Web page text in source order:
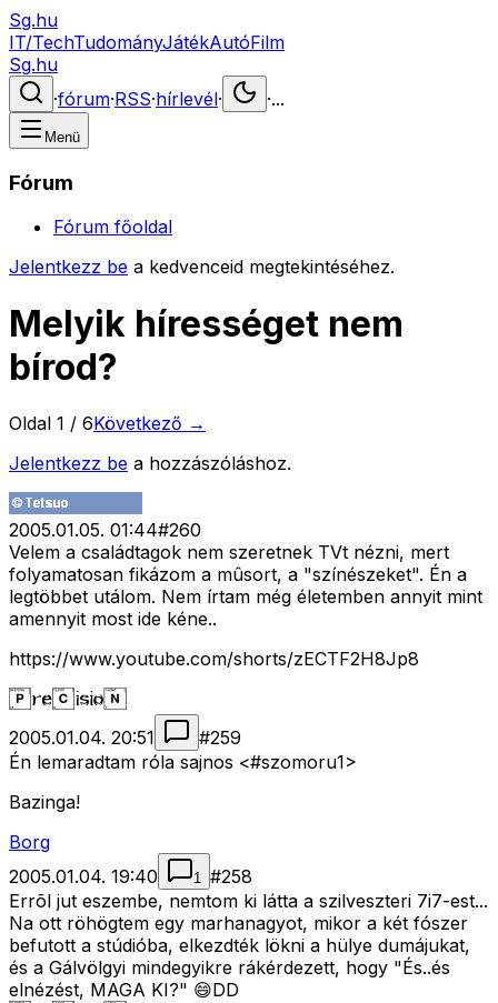
Sg.hu
IT/TechTudományJátékAutóFilm
Sg.hu
·fórum·RSS·hírlevél· ·...
Menü
Fórum
Fórum főoldal
Jelentkezz be a kedvenceid megtekintéséhez.
Melyik hírességet nem
bírod?
Oldal 1 / 6Következő →
Jelentkezz be a hozzászóláshoz.
2005.01.05. 01:44#260
Velem a családtagok nem szeretnek TVt nézni, mert
folyamatosan fikázom a mûsort, a "színészeket". Én a
legtöbbet utálom. Nem írtam még életemben annyit mint
amennyit most ide kéne..
https://www.youtube.com/shorts/zECTF2H8Jp8
2005.01.04. 20:51 #259
Én lemaradtam róla sajnos <#szomoru1>
Bazinga!
Borg
2005.01.04. 19:40
1 #258
Errõl jut eszembe, nemtom ki látta a szilveszteri 7i7-est...
Na ott röhögtem egy marhanagyot, mikor a két fószer
befutott a stúdióba, elkezdték lökni a hülye dumájukat,
és a Gálvölgyi mindegyikre rákérdezett, hogy "És..és
elnézést, MAGA KI?" 😄DD